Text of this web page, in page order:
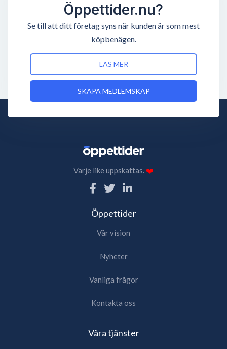
Öppettider.nu?
Se till att ditt företag syns när kunden är som mest
köpbenägen.
LÄS MER
SKAPA MEDLEMSKAP
Varje like uppskattas.❤️
Öppettider
Vår vision
Nyheter
Vanliga frågor
Kontakta oss
Våra tjänster